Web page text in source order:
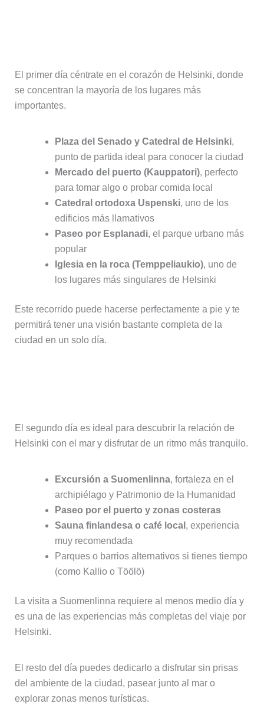
El primer día céntrate en el corazón de Helsinki, donde
se concentran la mayoría de los lugares más
importantes.
Plaza del Senado y Catedral de Helsinki,
punto de partida ideal para conocer la ciudad
Mercado del puerto (Kauppatori), perfecto
para tomar algo o probar comida local
Catedral ortodoxa Uspenski, uno de los
edificios más llamativos
Paseo por Esplanadi, el parque urbano más
popular
Iglesia en la roca (Temppeliaukio), uno de
los lugares más singulares de Helsinki
Este recorrido puede hacerse perfectamente a pie y te
permitirá tener una visión bastante completa de la
ciudad en un solo día.
El segundo día es ideal para descubrir la relación de
Helsinki con el mar y disfrutar de un ritmo más tranquilo.
Excursión a Suomenlinna, fortaleza en el
archipiélago y Patrimonio de la Humanidad
Paseo por el puerto y zonas costeras
Sauna finlandesa o café local , experiencia
muy recomendada
Parques o barrios alternativos si tienes tiempo
(como Kallio o Töölö)
La visita a Suomenlinna requiere al menos medio día y
es una de las experiencias más completas del viaje por
Helsinki.
El resto del día puedes dedicarlo a disfrutar sin prisas
del ambiente de la ciudad, pasear junto al mar o
explorar zonas menos turísticas.